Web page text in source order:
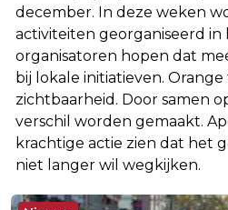
december. In deze weken
activiteiten georganiseerd in
organisatoren hopen dat
bij lokale initiatieven.
zichtbaarheid. Door samen
verschil worden gemaakt.
krachtige actie zien dat het
niet langer wil wegkijken.